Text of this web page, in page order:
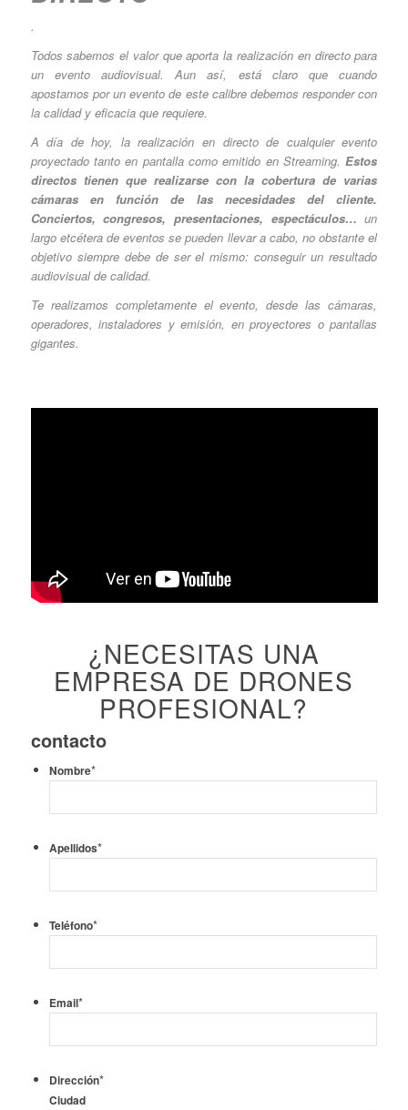
.
Todos sabemos el valor que aporta la realización en directo para
un evento audiovisual. Aun así, está claro que cuando
apostamos por un evento de este calibre debemos responder con
la calidad y eficacia que requiere.
A día de hoy, la realización en directo de cualquier evento
proyectado tanto en pantalla como emitido en Streaming.Estos
directos tienen que realizarse con la cobertura de varias
cámaras en función de las necesidades del cliente.
Conciertos, congresos, presentaciones, espectáculos… un
largo etcétera de eventos se pueden llevar a cabo, no obstante el
objetivo siempre debe de ser el mismo: conseguir un resultado
audiovisual de calidad.
Te realizamos completamente el evento, desde las cámaras,
operadores, instaladores y emisión, en proyectores o pantallas
gigantes.
¿NECESITAS UNA
EMPRESA DE DRONES
PROFESIONAL?
contacto
Nombre*
Apellidos*
Teléfono*
Email*
Dirección*
Ciudad